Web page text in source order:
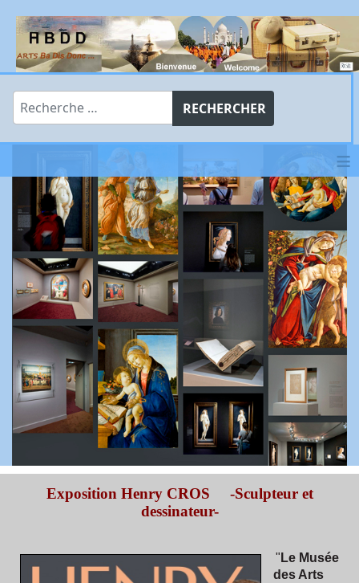
Rechercher
RECHERCHER
≡
Exposition Henry CROS -Sculpteur et
dessinateur-
" Le Musée
des Arts